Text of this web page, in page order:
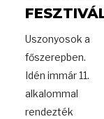
Uszonyosok a
főszerepben.
Idén immár 11.
alkalommal
rendezték